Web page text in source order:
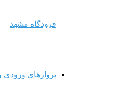
فرودگاه مشهد
پروازهای